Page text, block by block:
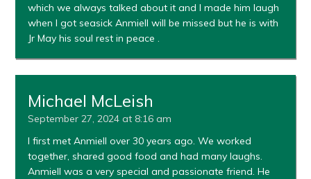
which we always talked about it and I made him laugh
when I got seasick Anmiell will be missed but he is with
Jr May his soul rest in peace .
Michael McLeish
September 27, 2024 at 8:16 am
I first met Anmiell over 30 years ago. We worked
together, shared good food and had many laughs.
Anmiell was a very special and passionate friend. He